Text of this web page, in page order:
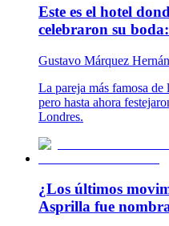
Este es el hotel
celebraron su
Gustavo Márquez
La pareja más famosa de
pero hasta ahora
Londres.
¿Los últimos
Asprilla fue